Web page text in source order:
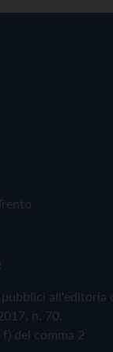
all'editoria
n. 70.
del comma 2